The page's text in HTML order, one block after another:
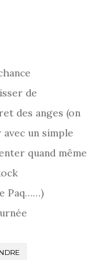
de
des anges (on
un simple
quand même
Paq……)